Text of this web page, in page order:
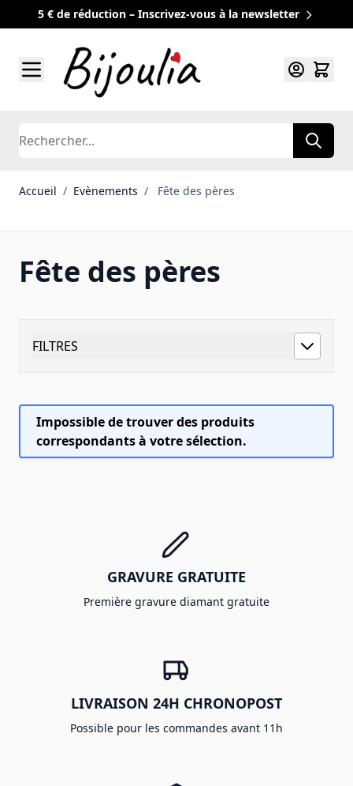
5 € de réduction – Inscrivez-vous à la newsletter
Rechercher
Accueil / Evènements / Fête des pères
Fête des pères
FILTRES
Impossible de trouver des produits
correspondants à votre sélection.
GRAVURE GRATUITE
Première gravure diamant gratuite
LIVRAISON 24H CHRONOPOST
Possible pour les commandes avant 11h